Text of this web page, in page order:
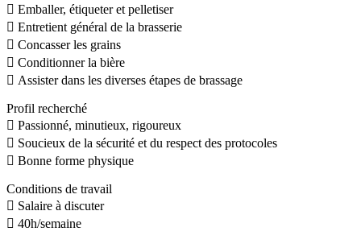
 Emballer, étiqueter et pelletiser
 Entretient général de la brasserie
 Concasser les grains
 Conditionner la bière
 Assister dans les diverses étapes de brassage
Profil recherché
 Passionné, minutieux, rigoureux
 Soucieux de la sécurité et du respect des protocoles
 Bonne forme physique
Conditions de travail
 Salaire à discuter
 40h/semaine